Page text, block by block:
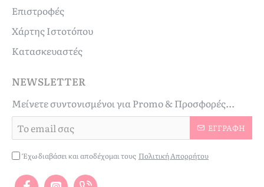
Επιστροφές
Χάρτης Ιστοτόπου
Κατασκευαστές
NEWSLETTER
Μείνετε συντονισμένοι για Promo & Προσφορές...
email
σας
ΕΓΓΡΑΦΉ
Έχω διαβάσει και αποδέχομαι τους Πολιτική Απορρήτου